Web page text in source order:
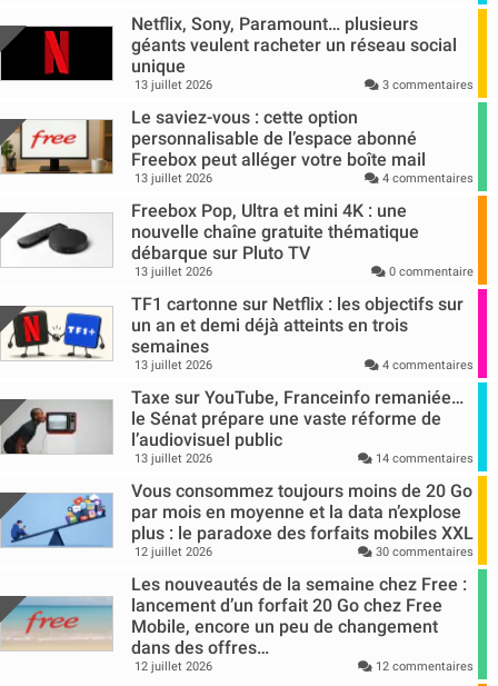
Netflix, Sony, Paramount… plusieurs
géants veulent racheter un réseau social
unique
13 juillet 2026 3 commentaires
Le saviez-vous : cette option
personnalisable de l’espace abonné
Freebox peut alléger votre boîte mail
13 juillet 2026 4 commentaires
Freebox Pop, Ultra et mini 4K : une
nouvelle chaîne gratuite thématique
débarque sur Pluto TV
13 juillet 2026 0 commentaire
TF1 cartonne sur Netflix : les objectifs sur
un an et demi déjà atteints en trois
semaines
13 juillet 2026 4 commentaires
Taxe sur YouTube, Franceinfo remaniée…
le Sénat prépare une vaste réforme de
l’audiovisuel public
13 juillet 2026 14 commentaires
Vous consommez toujours moins de 20 Go
par mois en moyenne et la data n’explose
plus : le paradoxe des forfaits mobiles XXL
12 juillet 2026 30 commentaires
Les nouveautés de la semaine chez Free :
lancement d’un forfait 20 Go chez Free
Mobile, encore un peu de changement
dans des offres…
12 juillet 2026 12 commentaires